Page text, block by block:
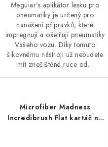
Meguiar's aplikátor lesku pro
pneumatiky je určený pro
nanášení přípravků, které
impregnují a ošetřují pneumatiky
Vašeho vozu. Díky tomuto
šikovnému nástroji už nebudete
mít znečištěné ruce od...
Microfiber Madness
Incredibrush Flat kartáč na